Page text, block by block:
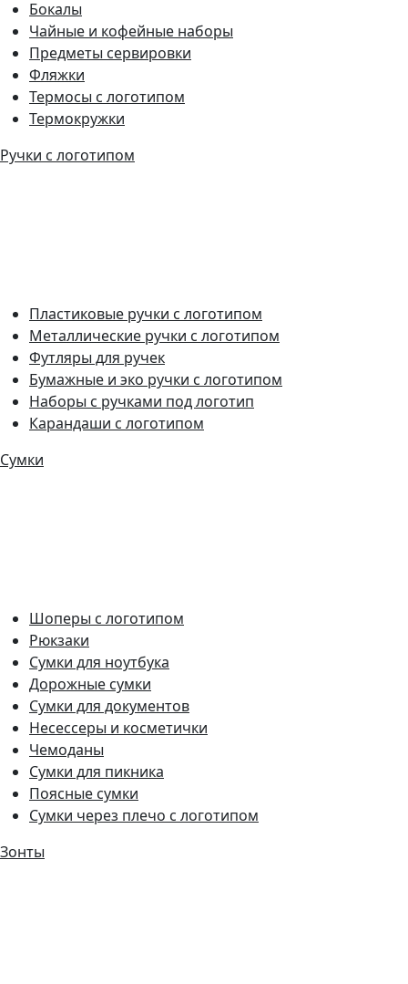
Бокалы
Чайные и кофейные наборы
Предметы сервировки
Фляжки
Термосы с логотипом
Термокружки
Ручки с логотипом
Пластиковые ручки с логотипом
Металлические ручки с логотипом
Футляры для ручек
Бумажные и эко ручки с логотипом
Наборы с ручками под логотип
Карандаши с логотипом
Сумки
Шоперы с логотипом
Рюкзаки
Сумки для ноутбука
Дорожные сумки
Сумки для документов
Несессеры и косметички
Чемоданы
Сумки для пикника
Поясные сумки
Сумки через плечо с логотипом
Зонты